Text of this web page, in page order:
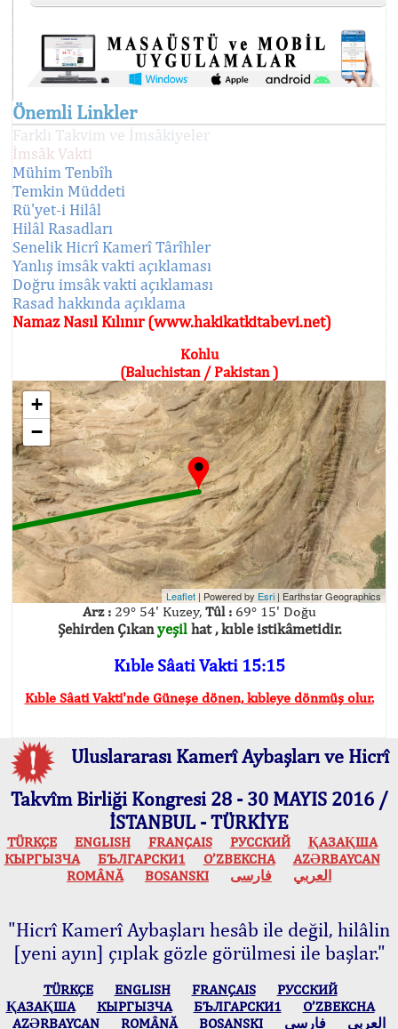
Önemli Linkler
Farklı Takvim ve İmsâkiyeler
İmsâk Vakti
Mühim Tenbîh
Temkin Müddeti
Rü'yet-i Hilâl
Hilâl Rasadları
Senelik Hicrî Kamerî Târîhler
Yanlış imsâk vakti açıklaması
Doğru imsâk vakti açıklaması
Rasad hakkında açıklama
Namaz Nasıl Kılınır (www.hakikatkitabevi.net)
Kohlu
(Baluchistan / Pakistan )
+
−
Leaflet | Powered by Esri | Earthstar Geographics
Arz :29° 54' Kuzey, Tûl :69° 15' Doğu
Şehirden Çıkanyeşilhat , kıble istikâmetidir.
Kıble Sâati Vakti 15:15
Kıble Sâati Vakti'nde Güneşe dönen, kıbleye dönmüş olur.
Uluslararası Kamerî Aybaşları ve Hicrî
Takvîm Birliği Kongresi 28 - 30 MAYIS 2016 /
İSTANBUL - TÜRKİYE
TÜRKÇE ENGLISH FRANÇAIS РУССКИЙ
ҚАЗАҚША
КЫPГЫЗЧA
БЪЛГАРСКИ1 O’ZBEKCHA
AZӘRBAYCAN
ROMÂNĂ
BOSANSKI العربي فارسی
"Hicrî Kamerî Aybaşları hesâb ile değil, hilâlin
[yeni ayın] çıplak gözle görülmesi ile başlar."
TÜRKÇE ENGLISH FRANÇAIS
РУССКИЙ
ҚАЗАҚША
КЫPГЫЗЧA БЪЛГАРСКИ1
O’ZBEKCHA
AZӘRBAYCAN
ROMÂNĂ BOSANSKI العربي فارسی